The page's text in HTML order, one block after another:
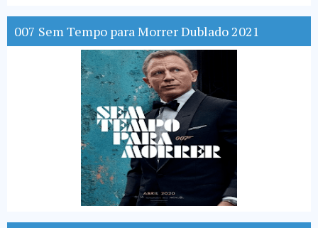
007 Sem Tempo para Morrer Dublado 2021